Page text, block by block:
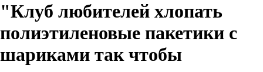
"Клуб любителей хлопать
полиэтиленовые пакетики с
шариками так чтобы